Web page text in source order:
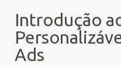
Introdução
Ads